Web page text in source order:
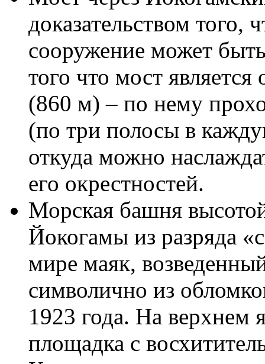
доказательством того,
сооружение может
того что мост
(860 м) – по нему
(по три полосы в
откуда можно
его окрестностей.
Морская башня
Йокогамы из разряда
мире маяк,
символично из
1923 года. На верхнем
площадка с